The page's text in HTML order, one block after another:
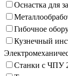
Оснастка для
Гибочное
Кузнечный
Станки с ЧПУ